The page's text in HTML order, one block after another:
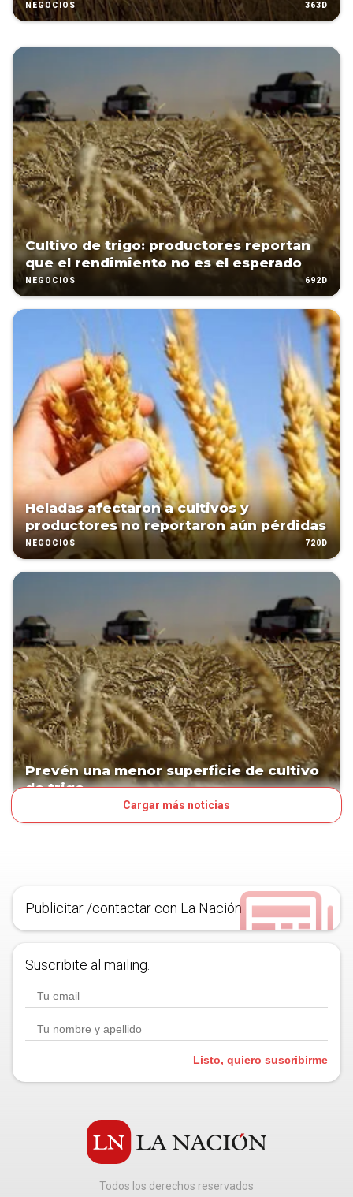
NEGOCIOS 363D
Cultivo de trigo: productores reportan
que el rendimiento no es el esperado
NEGOCIOS 692D
Heladas afectaron a cultivos y
productores no reportaron aún pérdidas
NEGOCIOS 720D
Prevén una menor superficie de cultivo
de trigo
Cargar más noticias
Publicitar /contactar con La Nación
Suscribite al mailing.
Listo, quiero suscribirme
Todos los derechos reservados